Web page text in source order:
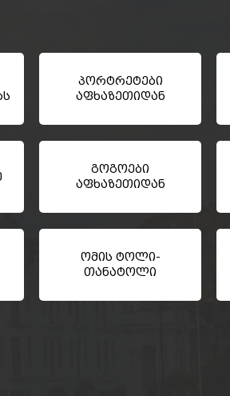
პორტრეტები
აფხაზეთიდან
გოგოები
აფხაზეთიდან
ომის ტოლი-
თანატოლი